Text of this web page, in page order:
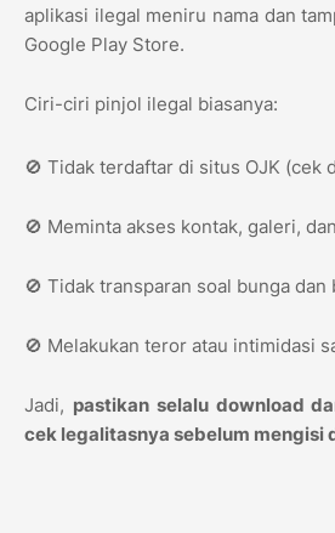
aplikasi ilegal meniru nama dan
Google Play Store.
Ciri-ciri pinjol ilegal biasanya:
🚫 Tidak terdaftar di situs OJK (cek
🚫 Meminta akses kontak, galeri,
🚫 Tidak transparan soal bunga dan
🚫 Melakukan teror atau intimidasi
Jadi, pastikan selalu download
cek legalitasnya sebelum mengisi